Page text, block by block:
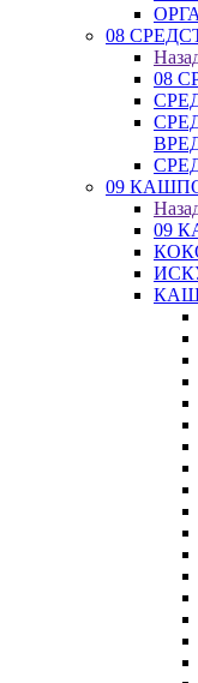
08
08
09
09